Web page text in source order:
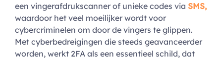
een vingerafdrukscanner of unieke codes via SMS,
waardoor het veel moeilijker wordt voor
cybercriminelen om door de vingers te glippen.
Met cyberbedreigingen die steeds geavanceerder
worden, werkt 2FA als een essentieel schild, dat